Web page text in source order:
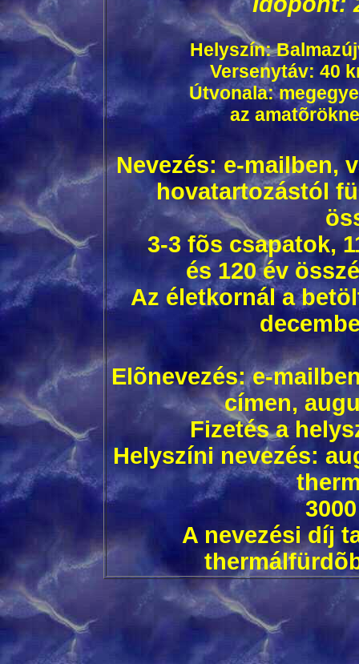
Helyszín:
Versenytáv: 40
Útvonala:
az
Nevezés: e-mailben,
hovatartozástól
3-3 fõs csapatok,
és 120 év
Az életkornál a
Elõnevezés: e-
címen,
Fizetés a
Helyszíni nevezés:
A nevezési díj